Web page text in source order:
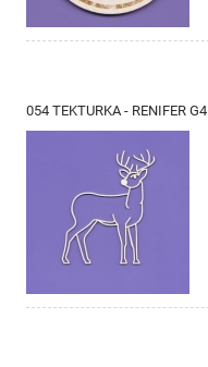
054 TEKTURKA - RENIFER G4